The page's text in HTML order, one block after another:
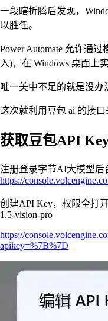
一段瞎折腾后发现，
以胜任。
Power Automate 允许通
入)，在 Windows 桌面上
唯一美中不足的就是没办
这次就利用豆包 ai 的接口
获取豆包API
注册登录字节AI大模型后
https://
创建API Key，权限全打
1.5-vision-pro
https://
apikey=%7B%7D